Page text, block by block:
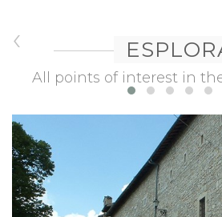
All points of interest in
‹